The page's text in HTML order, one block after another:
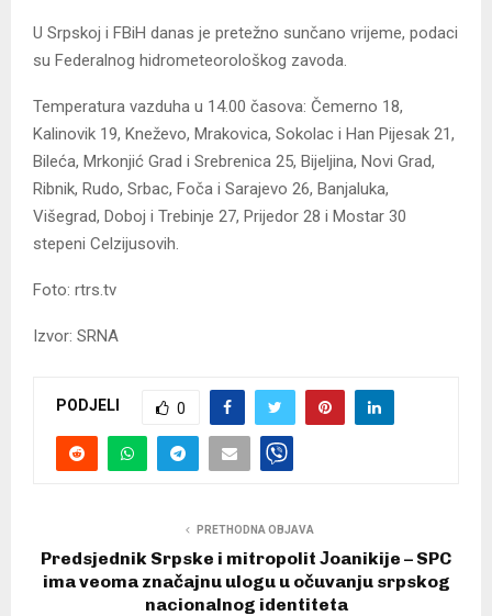
U Srpskoj i FBiH danas je pretežno sunčano vrijeme, podaci
su Federalnog hidrometeorološkog zavoda.
Temperatura vazduha u 14.00 časova: Čemerno 18,
Kalinovik 19, Kneževo, Mrakovica, Sokolac i Han Pijesak 21,
Bileća, Mrkonjić Grad i Srebrenica 25, Bijeljina, Novi Grad,
Ribnik, Rudo, Srbac, Foča i Sarajevo 26, Banjaluka,
Višegrad, Doboj i Trebinje 27, Prijedor 28 i Mostar 30
stepeni Celzijusovih.
Foto: rtrs.tv
Izvor: SRNA
PODJELI 0
PRETHODNA OBJAVA
Predsjednik Srpske i mitropolit Јoanikije – SPC
ima veoma značajnu ulogu u očuvanju srpskog
nacionalnog identiteta